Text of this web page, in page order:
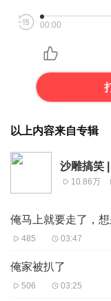
00:00
以上内容来自专辑
沙雕搞笑
10.86万
俺马上就要走了，
485 03:47
俺家被扒了
506 03:25